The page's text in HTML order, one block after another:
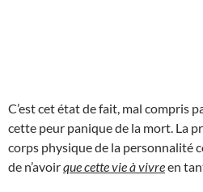
C’est cet état de fait, mal compris
cette peur panique de la mort. La
corps physique de la personnalité
de n’avoirque cette vie à vivreen